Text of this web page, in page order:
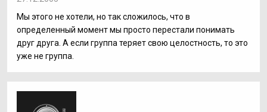
Мы этого не хотели, но так сложилось, что в
определенный момент мы просто перестали понимать
друг друга. А если группа теряет свою целостность, то это
уже не группа.